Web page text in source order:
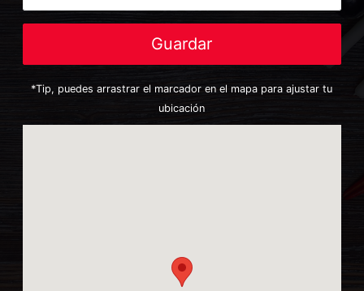
dirección?
Guardar
*Tip, puedes arrastrar el marcador en el mapa para ajustar tu
ubicación